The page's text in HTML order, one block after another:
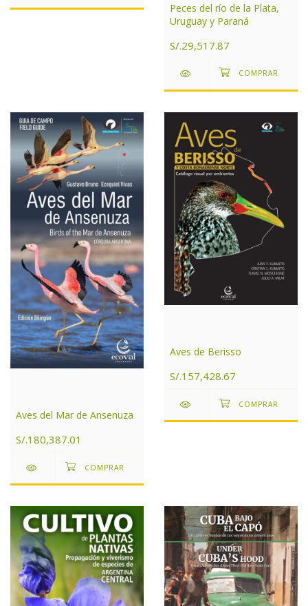
Peces del río de la Plata,
Uruguay y Paraná
S/.29,517.87
Aves del Mar de Ansenuza
S/.180,387.01
Aves de Berisso
S/.157,428.67